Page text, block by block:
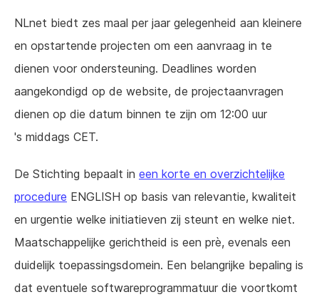
NLnet biedt zes maal per jaar gelegenheid aan kleinere
en opstartende projecten om een aanvraag in te
dienen voor ondersteuning. Deadlines worden
aangekondigd op de website, de projectaanvragen
dienen op die datum binnen te zijn om 12:00 uur
's middags CET.
De Stichting bepaalt in een korte en overzichtelijke
procedure ENGLISH op basis van relevantie, kwaliteit
en urgentie welke initiatieven zij steunt en welke niet.
Maatschappelijke gerichtheid is een prè, evenals een
duidelijk toepassingsdomein. Een belangrijke bepaling is
dat eventuele softwareprogrammatuur die voortkomt